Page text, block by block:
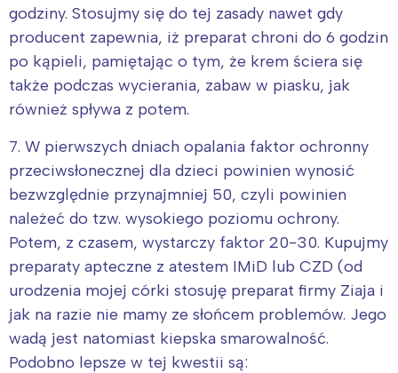
godziny. Stosujmy się do tej zasady nawet gdy
producent zapewnia, iż preparat chroni do 6 godzin
po kąpieli, pamiętając o tym, że krem ściera się
także podczas wycierania, zabaw w piasku, jak
również spływa z potem.
7. W pierwszych dniach opalania faktor ochronny
przeciwsłonecznej dla dzieci powinien wynosić
bezwzględnie przynajmniej 50, czyli powinien
należeć do tzw. wysokiego poziomu ochrony.
Potem, z czasem, wystarczy faktor 20-30. Kupujmy
preparaty apteczne z atestem IMiD lub CZD (od
urodzenia mojej córki stosuję preparat firmy Ziaja i
jak na razie nie mamy ze słońcem problemów. Jego
wadą jest natomiast kiepska smarowalność.
Podobno lepsze w tej kwestii są: